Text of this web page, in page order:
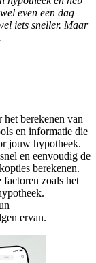
even een dag
iets sneller. Maar
berekenen van
en informatie die
jouw hypotheek.
en eenvoudig de
berekenen.
zoals het
ervan.